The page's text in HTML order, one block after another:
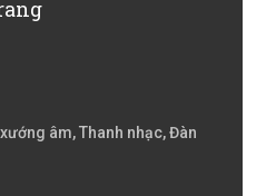
âm, Thanh nhạc, Đàn